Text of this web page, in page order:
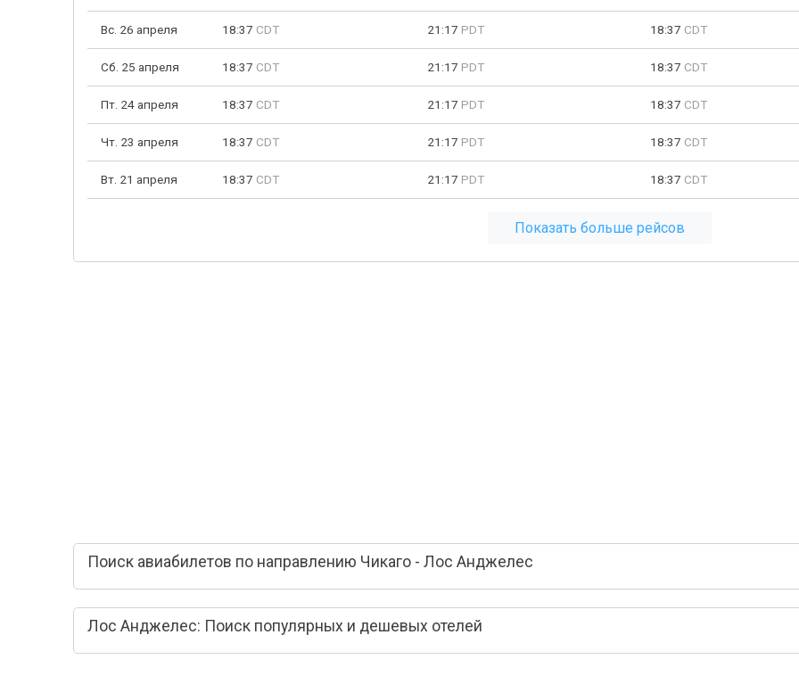
Вс. 26 апреля 18:37 CDT 21:17 PDT 18:37 CDT
Сб. 25 апреля 18:37 CDT 21:17 PDT 18:37 CDT
Пт. 24 апреля 18:37 CDT 21:17 PDT 18:37 CDT
Чт. 23 апреля 18:37 CDT 21:17 PDT 18:37 CDT
Вт. 21 апреля 18:37 CDT 21:17 PDT 18:37 CDT
Показать больше рейсов
Поиск авиабилетов по направлению Чикаго - Лос Анджелес
Лос Анджелес: Поиск популярных и дешевых отелей